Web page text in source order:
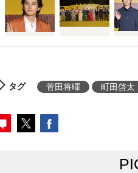
タグ 菅田将暉 町田啓太